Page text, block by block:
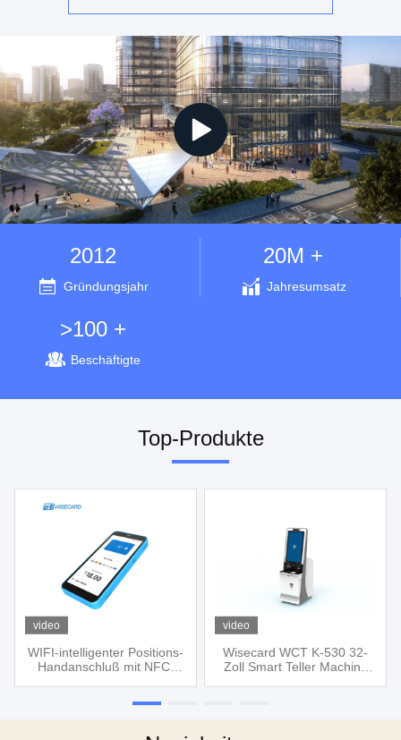
2012
Gründungsjahr
20M +
Jahresumsatz
>100 +
Beschäftigte
Top-Produkte
video
WIFI-intelligenter Positions-
Handanschluß mit NFC-
video
Wisecard WCT K-530 32-
Zoll Smart Teller Machine